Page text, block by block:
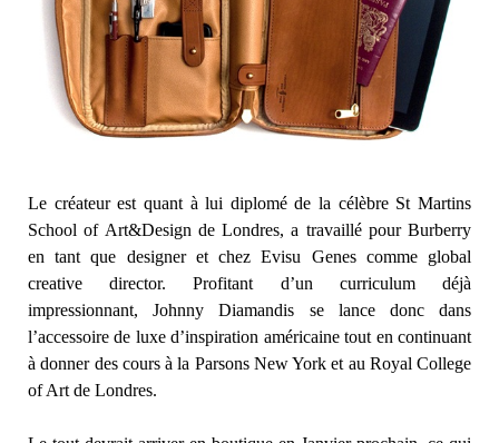
Le créateur est quant à lui diplomé de la célèbre St Martins
School of Art&Design de Londres, a travaillé pour Burberry
en tant que designer et chez Evisu Genes comme global
creative director. Profitant d’un curriculum déjà
impressionnant, Johnny Diamandis se lance donc dans
l’accessoire de luxe d’inspiration américaine tout en continuant
à donner des cours à la Parsons New York et au Royal College
of Art de Londres.